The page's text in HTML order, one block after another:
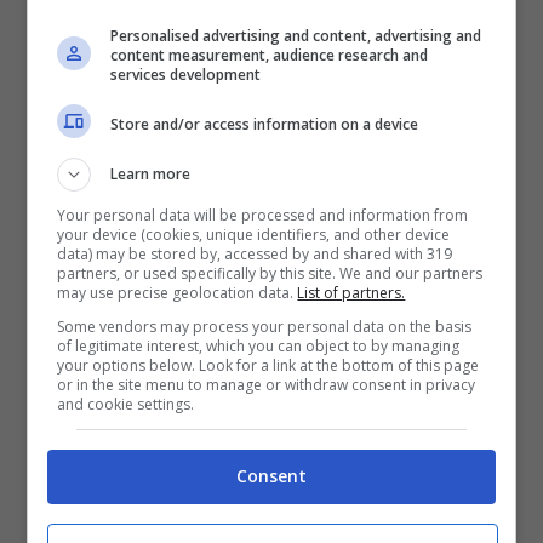
divertenteper i più piccoli. In Piazza Santa
Maria Maggiore verrà allestita la
Babbo Nataledove ci sarà da divertirsi:
con la presenza di Babbo Natale, i bambini
avranno modo di scattare tantefoto,
entrare completamente nelmood natalizio
e ricevere diversi regali, caramelle e dei
libri piccoli.
Nessun problema per le mamme con i
bambini più piccolini: tra i tantissimi stand,
Personalised advertising and content, advertising and
content measurement, audience research and
services development
Store and/or access information on a device
Learn more
Your personal data will be processed and information from
your device (cookies, unique identifiers, and other device
data) may be stored by, accessed by and shared with 319
partners, or used specifically by this site. We and our partners
may use precise geolocation data. List of partners.
Some vendors may process your personal data on the basis
of legitimate interest, which you can object to by managing
your options below. Look for a link at the bottom of this page
or in the site menu to manage or withdraw consent in privacy
and cookie settings.
Consent